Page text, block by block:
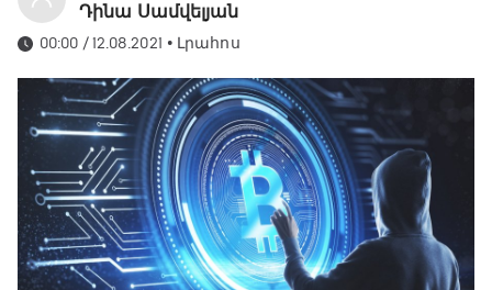
Դինա Սամվելյան
00:00 / 12.08.2021 • Լրահոս